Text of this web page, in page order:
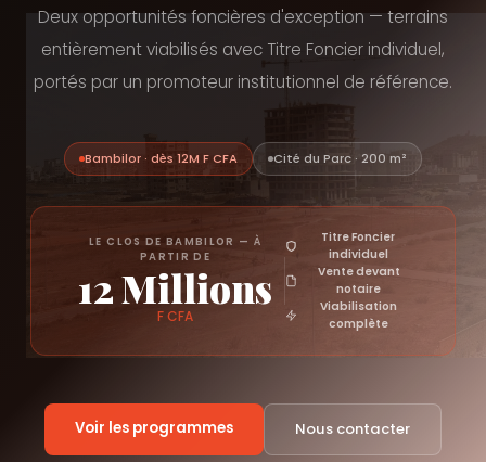
Deux opportunités foncières d'exception — terrains
entièrement viabilisés avec Titre Foncier individuel,
portés par un promoteur institutionnel de référence.
Bambilor · dès 12M F CFA Cité du Parc · 200 m²
LE CLOS DE BAMBILOR — À
PARTIR DE
12 Millions
F CFA
Titre Foncier
individuel
Vente devant
notaire
Viabilisation
complète
Voir les programmes Nous contacter